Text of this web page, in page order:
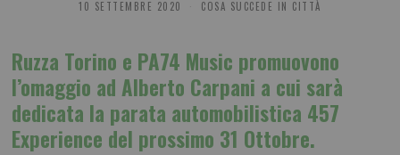
10 SETTEMBRE 2020 COSA SUCCEDE IN CITTÀ
Ruzza Torino e PA74 Music promuovono
l’omaggio ad Alberto Carpani a cui sarà
dedicata la parata automobilistica 457
Experience del prossimo 31 Ottobre.